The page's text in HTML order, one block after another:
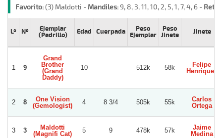
Favorito:(3) Maldotti - Mandiles:9, 8, 3, 11, 10, 2, 5, 1, 7, 4, 6 -
Lº Nº
Ejemplar
(Padrillo)
Edad Cuerpada
Peso
Ejemplar
Peso
Jinete
Jinete
1 9
Grand
Brother
(Grand
Daddy)
10 512k 58k
Felipe
Henriquez
2 8
One Vision
(Gemologist)
4 8 3/4 505k 55k
Carlos
Ortega
3 3
Maldotti
(Magnifi Cat)
5 9 478k 57k
Jaime
Medina